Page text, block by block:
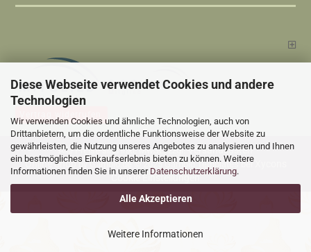
Diese Webseite verwendet Cookies und andere
Technologien
Wir verwenden Cookies und ähnliche Technologien, auch von
Drittanbietern, um die ordentliche Funktionsweise der Website zu
gewährleisten, die Nutzung unseres Angebotes zu analysieren und Ihnen
ein bestmögliches Einkaufserlebnis bieten zu können. Weitere
Informationen finden Sie in unserer Datenschutzerklärung.
Alle Akzeptieren
Weitere Informationen
Alle Preise sind inkl. MwSt., zzgl.Versandkosten
Online Shopby Gambio.de © 2025 Gambio Templates bei
Cookie Einstellungen